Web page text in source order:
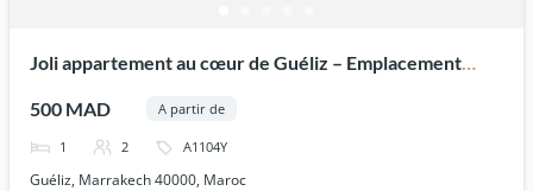
Joli appartement au cœur de Guéliz – Emplacement
500 MAD A partir de
1 2 A1104Y
Guéliz, Marrakech 40000, Maroc